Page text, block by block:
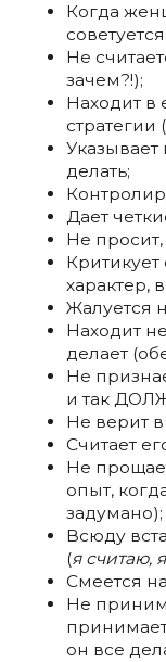
Когда
Не
зачем?!);
Находит
стратегии
делать;
Дает
Не просит,
характер,
Жалуется
Находит
делает
Не
и так
Не верит в
Считает
Не
опыт,
задумано);
Всюду
(я считаю,
Смеется
Не
он все